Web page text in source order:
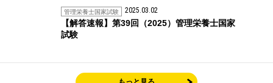
管理栄養士国家試験 2025.03.02
【解答速報】第39回（2025）管理栄養士国家
試験